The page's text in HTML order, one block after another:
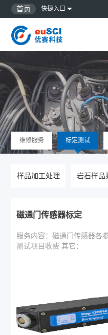
首页 快捷入口
维修服务 标定测试
样品加工处理 岩石样品
磁通门传感器标定
服务内容：磁通门传感器各
测试项目收费 其它：